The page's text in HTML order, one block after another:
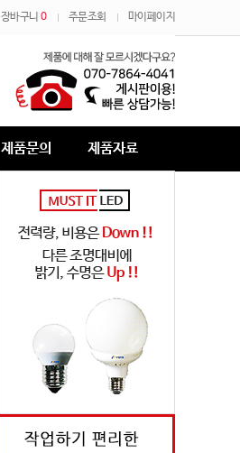
장바구니 0 주문조회 마이페이지
제품문의 제품자료